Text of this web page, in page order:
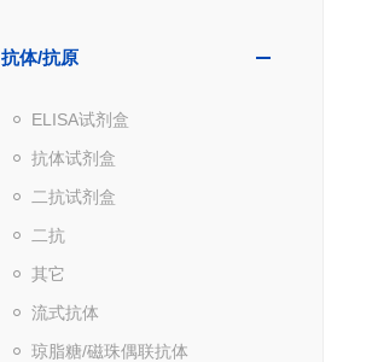
抗体/抗原
ELISA试剂盒
抗体试剂盒
二抗试剂盒
二抗
其它
流式抗体
琼脂糖/磁珠偶联抗体